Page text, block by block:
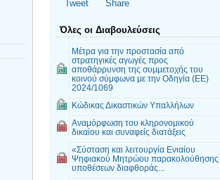
Tweet Share
Όλες οι Διαβουλεύσεις
Μέτρα για την προστασία από
στρατηγικές αγωγές προς
αποθάρρυνση της συμμετοχής του
κοινού σύμφωνα με την Οδηγία (ΕΕ)
2024/1069
Κώδικας Δικαστικών Υπαλλήλων
Αναμόρφωση του κληρονομικού
δικαίου και συναφείς διατάξεις
«Σύσταση και λειτουργία Ενιαίου
Ψηφιακού Μητρώου παρακολούθησης
υποθέσεων διαφθοράς...